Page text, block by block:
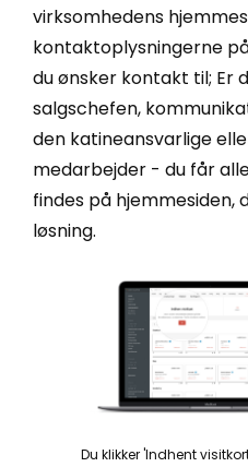
virksomhedens
kontaktoplysningerne
du ønsker kontakt til; Er
salgschefen,
den katineansvarlige
medarbejder - du får
findes på hjemmesiden,
løsning.
Du klikker 'Indhent